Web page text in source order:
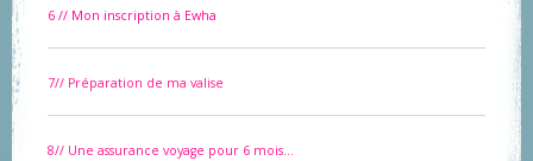
6 // Mon inscription à Ewha
7// Préparation de ma valise
8// Une assurance voyage pour 6 mois...